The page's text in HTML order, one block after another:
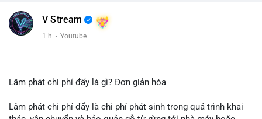
V Stream
1 h · Youtube
Lâm phát chi phí đẩy là gì? Đơn giản hóa
Lâm phát chi phí đẩy là chi phí phát sinh trong quá trình khai